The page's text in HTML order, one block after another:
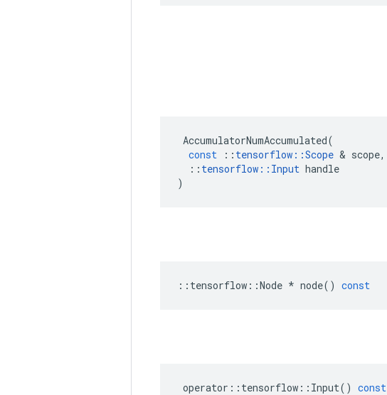
AccumulatorNumAccumulated(
const
:: tensorflow ::Scope & scope,
:: tensorflow :: Input handle
)
:: tensorflow ::Node * node() const
operator :: tensorflow :: Input() const